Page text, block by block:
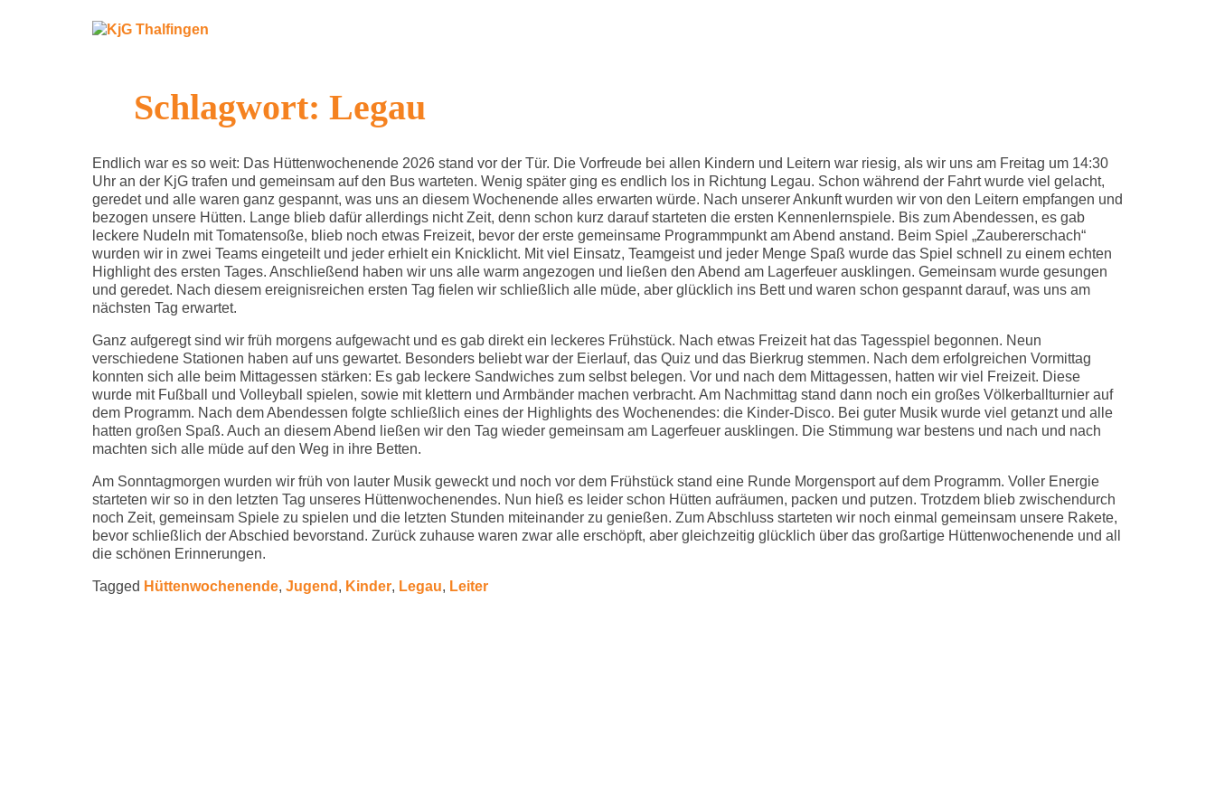
Schlagwort: Legau
Endlich war es so weit: Das Hüttenwochenende 2026 stand vor der Tür. Die Vorfreude bei allen Kindern und Leitern war riesig, als wir uns am Freitag um 14:30
Uhr an der KjG trafen und gemeinsam auf den Bus warteten. Wenig später ging es endlich los in Richtung Legau. Schon während der Fahrt wurde viel gelacht,
geredet und alle waren ganz gespannt, was uns an diesem Wochenende alles erwarten würde. Nach unserer Ankunft wurden wir von den Leitern empfangen und
bezogen unsere Hütten. Lange blieb dafür allerdings nicht Zeit, denn schon kurz darauf starteten die ersten Kennenlernspiele. Bis zum Abendessen, es gab
leckere Nudeln mit Tomatensoße, blieb noch etwas Freizeit, bevor der erste gemeinsame Programmpunkt am Abend anstand. Beim Spiel „Zaubererschach“
wurden wir in zwei Teams eingeteilt und jeder erhielt ein Knicklicht. Mit viel Einsatz, Teamgeist und jeder Menge Spaß wurde das Spiel schnell zu einem echten
Highlight des ersten Tages. Anschließend haben wir uns alle warm angezogen und ließen den Abend am Lagerfeuer ausklingen. Gemeinsam wurde gesungen
und geredet. Nach diesem ereignisreichen ersten Tag fielen wir schließlich alle müde, aber glücklich ins Bett und waren schon gespannt darauf, was uns am
nächsten Tag erwartet.
Ganz aufgeregt sind wir früh morgens aufgewacht und es gab direkt ein leckeres Frühstück. Nach etwas Freizeit hat das Tagesspiel begonnen. Neun
verschiedene Stationen haben auf uns gewartet. Besonders beliebt war der Eierlauf, das Quiz und das Bierkrug stemmen. Nach dem erfolgreichen Vormittag
konnten sich alle beim Mittagessen stärken: Es gab leckere Sandwiches zum selbst belegen. Vor und nach dem Mittagessen, hatten wir viel Freizeit. Diese
wurde mit Fußball und Volleyball spielen, sowie mit klettern und Armbänder machen verbracht. Am Nachmittag stand dann noch ein großes Völkerballturnier auf
dem Programm. Nach dem Abendessen folgte schließlich eines der Highlights des Wochenendes: die Kinder-Disco. Bei guter Musik wurde viel getanzt und alle
hatten großen Spaß. Auch an diesem Abend ließen wir den Tag wieder gemeinsam am Lagerfeuer ausklingen. Die Stimmung war bestens und nach und nach
machten sich alle müde auf den Weg in ihre Betten.
Am Sonntagmorgen wurden wir früh von lauter Musik geweckt und noch vor dem Frühstück stand eine Runde Morgensport auf dem Programm. Voller Energie
starteten wir so in den letzten Tag unseres Hüttenwochenendes. Nun hieß es leider schon Hütten aufräumen, packen und putzen. Trotzdem blieb zwischendurch
noch Zeit, gemeinsam Spiele zu spielen und die letzten Stunden miteinander zu genießen. Zum Abschluss starteten wir noch einmal gemeinsam unsere Rakete,
bevor schließlich der Abschied bevorstand. Zurück zuhause waren zwar alle erschöpft, aber gleichzeitig glücklich über das großartige Hüttenwochenende und all
die schönen Erinnerungen.
Tagged Hüttenwochenende, Jugend , Kinder, Legau, Leiter